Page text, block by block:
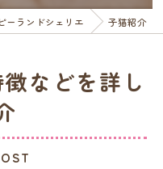
ーランドシェリエ 子猫紹介
などを詳し